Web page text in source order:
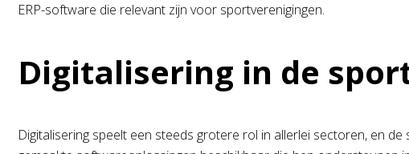
ERP-software die relevant zijn voor sportverenigingen.
Digitalisering in de
Digitalisering speelt een steeds grotere rol in allerlei sectoren, en